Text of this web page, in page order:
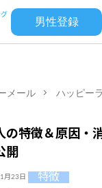
男性登録
メール ハッピー
の特徴＆原因・
開
月23日 特徴